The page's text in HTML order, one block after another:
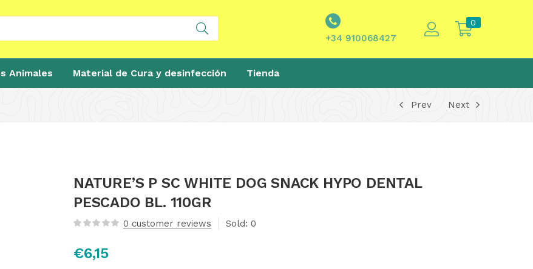
+34 910068427
0
Animales Material de Cura y desinfección Tienda
Prev Next
NATURE’S P SC WHITE DOG SNACK HYPO DENTAL
PESCADO BL. 110GR
0 customer reviews Sold: 0
€6,15